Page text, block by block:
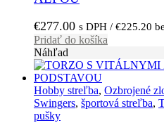
€277.00 s DPH / €225.20
Pridať do košíka
Náhľad
Hobby streľba, Ozbrojené
Swingers, športová streľba,
pušky